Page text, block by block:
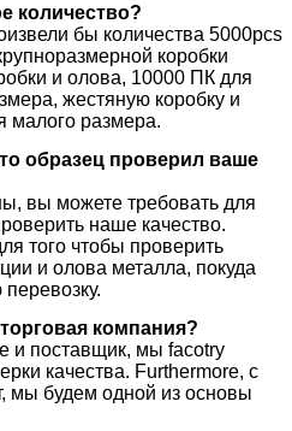
штейновый etc.
хрустом законченный
недель после
DDU, EXW etc.
ПО САНИТАРНОМУ
КАЧЕСТВОМ ПИЩЕВЫХ
И МЕДИКАМЕНТОВ,
отчеты, ects SGS.
собственный отдел tooling и
Все формы и конструкции
количество?
бы количества 5000pcs
коробки
и олова, 10000 ПК для
жестяную коробку и
малого размера.
образец проверил ваше
вы можете требовать для
наше качество.
того чтобы проверить
и олова металла, покуда
компания?
и поставщик, мы facotry
качества. Furthermore, с
мы будем одной из основы